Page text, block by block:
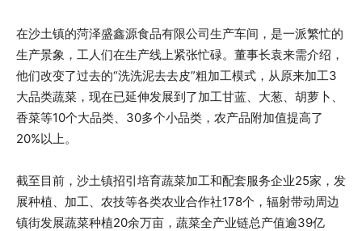
在沙土镇的菏泽盛鑫源食品有限公司生产车间，是一派繁忙的
生产景象，工人们在生产线上紧张忙碌。董事长袁来需介绍，
他们改变了过去的“洗洗泥去去皮”粗加工模式，从原来加工3
大品类蔬菜，现在已延伸发展到了加工甘蓝、大葱、胡萝卜、
香菜等10个大品类、30多个小品类，农产品附加值提高了
20%以上。
截至目前，沙土镇招引培育蔬菜加工和配套服务企业25家，发
展种植、加工、农技等各类农业合作社178个，辐射带动周边
镇街发展蔬菜种植20余万亩，蔬菜全产业链总产值逾39亿